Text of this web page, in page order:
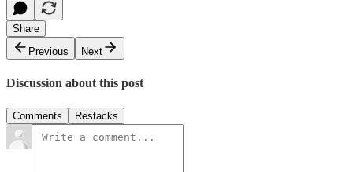
Share
Previous
Next
Discussion about this post
Comments Restacks